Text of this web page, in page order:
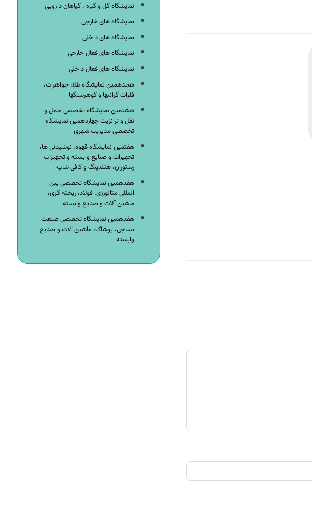
نمایشگاه گل و گیاه ، گیاهان دارویی
نمایشگاه های خارجی
نمایشگاه های داخلی
نمایشگاه های فعال خارجی
نمایشگاه های فعال داخلی
هجدهمین نمایشگاه طلا، جواهرات،
فلزات گرانبها و گوهرسنگها
هشتمین نمایشگاه تخصصی حمل و
نقل و ترانزیت چهاردهمین نمایشگاه
تخصصی مدیریت شهری
هفتمین نمایشگاه قهوه، نوشیدنی ها،
تجهیزات و صنایع وابسته و تجهیزات
رستوران، هتلدینگ و کافی شاپ
هفدهمین نمایشگاه تخصصی بین
المللی متالورژی، فولاد، ریخته گری،
ماشین آلات و صنایع وابسته
هفدهمین نمایشگاه تخصصی صنعت
نساجی، پوشاک، ماشین آلات و صنایع
وابسته